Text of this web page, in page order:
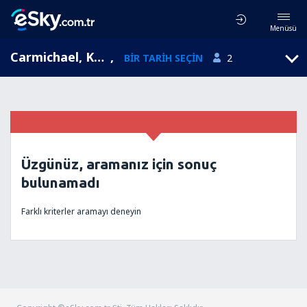
Menüsü
Carmichael, Kaliforniya, Amerika Birleşik Devletleri , BIR TARIH SEÇIN 2
Üzgünüz, aramanız için sonuç
bulunamadı
Farklı kriterler aramayı deneyin